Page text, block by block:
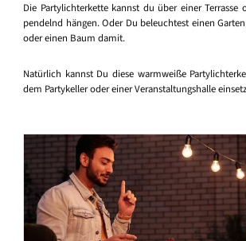
Die Partylichterkette kannst du über einer
pendelnd hängen. Oder Du beleuchtest einen
oder einen Baum damit.
Natürlich kannst Du diese warmweiße
dem Partykeller oder einer Veranstaltungshalle